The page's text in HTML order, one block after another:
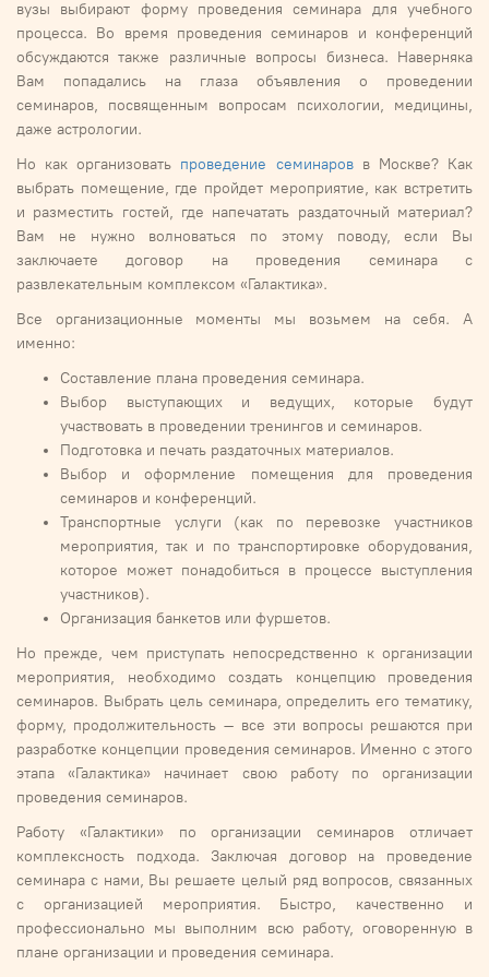
вузы выбирают форму проведения семинара для учебного
процесса. Во время проведения семинаров и конференций
обсуждаются также различные вопросы бизнеса. Наверняка
Вам попадались на глаза объявления о проведении
семинаров, посвященным вопросам психологии, медицины,
даже астрологии.
Но как организовать проведение семинаровв Москве? Как
выбрать помещение, где пройдет мероприятие, как встретить
и разместить гостей, где напечатать раздаточный материал?
Вам не нужно волноваться по этому поводу, если Вы
заключаете договор на проведения семинара с
развлекательным комплексом «Галактика».
Все организационные моменты мы возьмем на себя. А
именно:
Составление плана проведения семинара.
Выбор выступающих и ведущих, которые будут
участвовать в проведении тренингов и семинаров.
Подготовка и печать раздаточных материалов.
Выбор и оформление помещения для проведения
семинаров и конференций.
Транспортные услуги (как по перевозке участников
мероприятия, так и по транспортировке оборудования,
которое может понадобиться в процессе выступления
участников).
Организация банкетов или фуршетов.
Но прежде, чем приступать непосредственно к организации
мероприятия, необходимо создать концепцию проведения
семинаров. Выбрать цель семинара, определить его тематику,
форму, продолжительность – все эти вопросы решаются при
разработке концепции проведения семинаров. Именно с этого
этапа «Галактика» начинает свою работу по организации
проведения семинаров.
Работу «Галактики» по организации семинаров отличает
комплексность подхода. Заключая договор на проведение
семинара с нами, Вы решаете целый ряд вопросов, связанных
с организацией мероприятия. Быстро, качественно и
профессионально мы выполним всю работу, оговоренную в
плане организации и проведения семинара.